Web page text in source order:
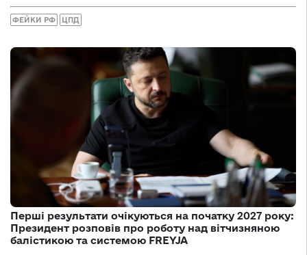
ФЕЙКИ РФ ЦПД
Перші результати очікуються на початку 2027 року:
Президент розповів про роботу над вітчизняною
балістикою та системою FREYJA